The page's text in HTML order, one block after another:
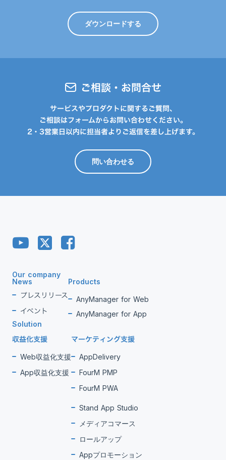
ダウンロードする
ご相談・お問合せ
サービスやプロダクトに関するご質問、
ご相談はフォームからお問い合わせください。
2・3営業日以内に担当者よりご返信を差し上げます。
問い合わせる
Our company
News
プレスリリース
イベント
Products
AnyManager for Web
AnyManager for App
Solution
収益化支援
Web収益化支援
App収益化支援
マーケティング支援
AppDelivery
FourM PMP
FourM PWA
Stand App Studio
メディアコマース
ロールアップ
Appプロモーション